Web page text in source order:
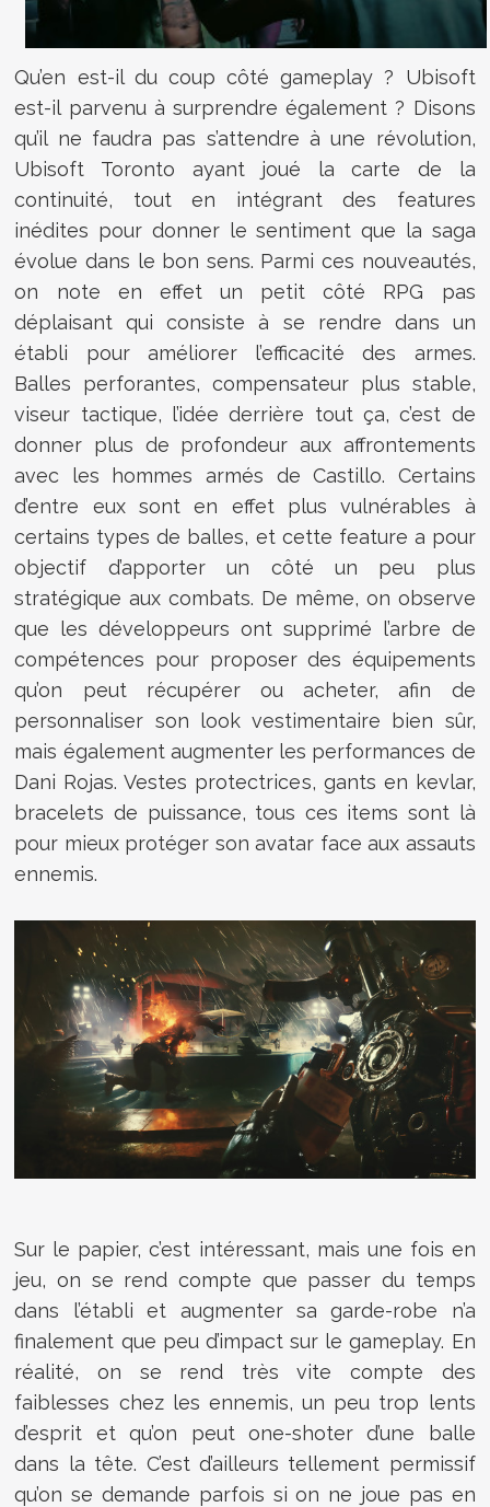
Qu’en est-il du coup côté gameplay ? Ubisoft
est-il parvenu à surprendre également ? Disons
qu’il ne faudra pas s’attendre à une révolution,
Ubisoft Toronto ayant joué la carte de la
continuité, tout en intégrant des features
inédites pour donner le sentiment que la saga
évolue dans le bon sens. Parmi ces nouveautés,
on note en effet un petit côté RPG pas
déplaisant qui consiste à se rendre dans un
établi pour améliorer l’efficacité des armes.
Balles perforantes, compensateur plus stable,
viseur tactique, l’idée derrière tout ça, c’est de
donner plus de profondeur aux affrontements
avec les hommes armés de Castillo. Certains
d’entre eux sont en effet plus vulnérables à
certains types de balles, et cette feature a pour
objectif d’apporter un côté un peu plus
stratégique aux combats. De même, on observe
que les développeurs ont supprimé l’arbre de
compétences pour proposer des équipements
qu’on peut récupérer ou acheter, afin de
personnaliser son look vestimentaire bien sûr,
mais également augmenter les performances de
Dani Rojas. Vestes protectrices, gants en kevlar,
bracelets de puissance, tous ces items sont là
pour mieux protéger son avatar face aux assauts
ennemis.
Sur le papier, c’est intéressant, mais une fois en
jeu, on se rend compte que passer du temps
dans l’établi et augmenter sa garde-robe n’a
finalement que peu d’impact sur le gameplay. En
réalité, on se rend très vite compte des
faiblesses chez les ennemis, un peu trop lents
d’esprit et qu’on peut one-shoter d’une balle
dans la tête. C’est d’ailleurs tellement permissif
qu’on se demande parfois si on ne joue pas en